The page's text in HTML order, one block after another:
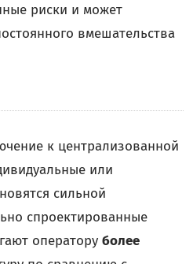
риски и может
вмешательства
к централизованной
или
сильной
спроектированные
оператору более